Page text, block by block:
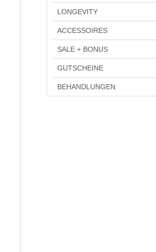
LONGEVITY
ACCESSOIRES
SALE + BONUS
GUTSCHEINE
BEHANDLUNGEN